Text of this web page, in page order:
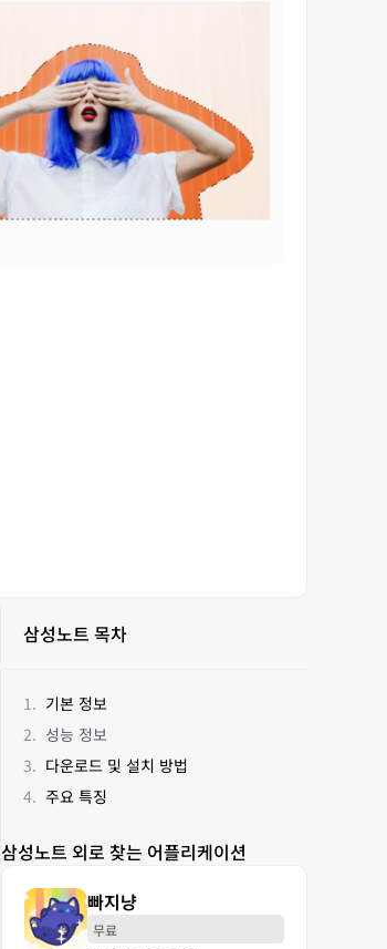
삼성노트 목차
기본 정보
성능 정보
다운로드 및 설치 방법
주요 특징
삼성노트 외로 찾는 어플리케이션
빠지냥
무료